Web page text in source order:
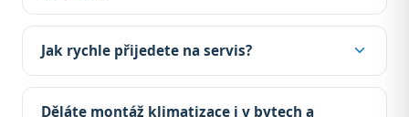
Jak rychle přijedete na servis?
Děláte montáž klimatizace i v bytech a